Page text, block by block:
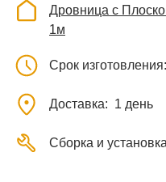
Дровница с
1м
Срок изготовления
Доставка 1 день
Сборка и установка